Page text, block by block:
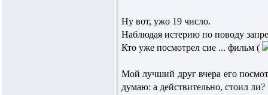
Ну вот, ужо 19 число.
Наблюдая истерию по поводу
Кто уже посмотрел сие ... фильм (
Мой лучший друг вчера его
думаю: а действительно, стоил ли?